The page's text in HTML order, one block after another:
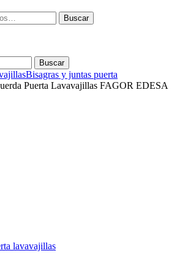
Buscar
Buscar
Bisagras y juntas puerta
Puerta Lavavajillas FAGOR EDESA
lavavajillas